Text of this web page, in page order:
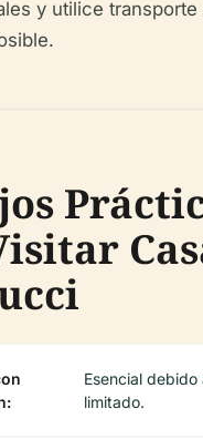
y utilice
Esencial debido
limitado.